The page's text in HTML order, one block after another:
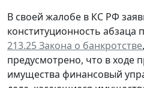
В своей жалобе в КС РФ
конституционность абзаца
213.25 Закона о банкротстве
предусмотрено, что в ходе
имущества финансовый